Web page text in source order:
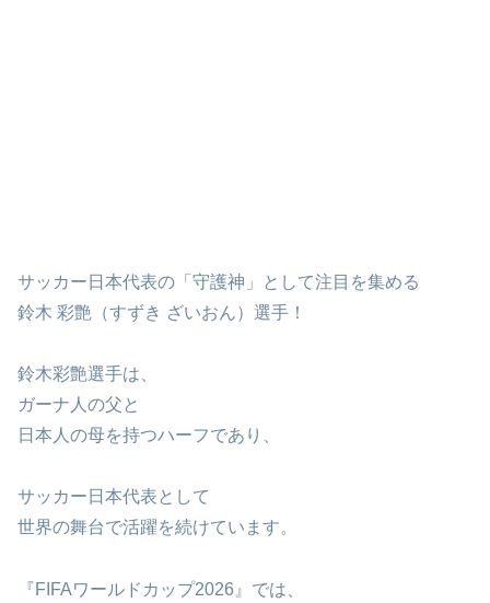
サッカー日本代表の「守護神」として注目を集める
鈴木 彩艶（すずき ざいおん）選手！
鈴木彩艶選手は、
ガーナ人の父と
日本人の母を持つハーフであり、
サッカー日本代表として
世界の舞台で活躍を続けています。
『FIFAワールドカップ2026』では、